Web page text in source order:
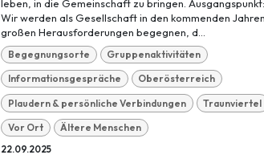
leben, in die Gemeinschaft zu bringen. Ausgangspunkt:
Wir werden als Gesellschaft in den kommenden Jahren
großen Herausforderungen begegnen, d...
Begegnungsorte Gruppenaktivitäten
Informationsgespräche Oberösterreich
Plaudern & persönliche Verbindungen Traunviertel
Vor Ort Ältere Menschen
22.09.2025